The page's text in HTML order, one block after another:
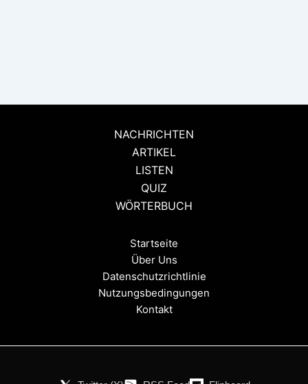
NACHRICHTEN
ARTIKEL
LISTEN
QUIZ
WÖRTERBUCH
Startseite
Über Uns
Datenschutzrichtlinie
Nutzungsbedingungen
Kontakt